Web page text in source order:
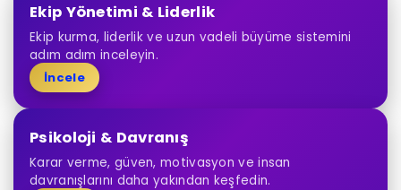
Ekip Yönetimi & Liderlik
Ekip kurma, liderlik ve uzun vadeli büyüme sistemini
adım adım inceleyin.
İncele
Psikoloji & Davranış
Karar verme, güven, motivasyon ve insan
davranışlarını daha yakından keşfedin.